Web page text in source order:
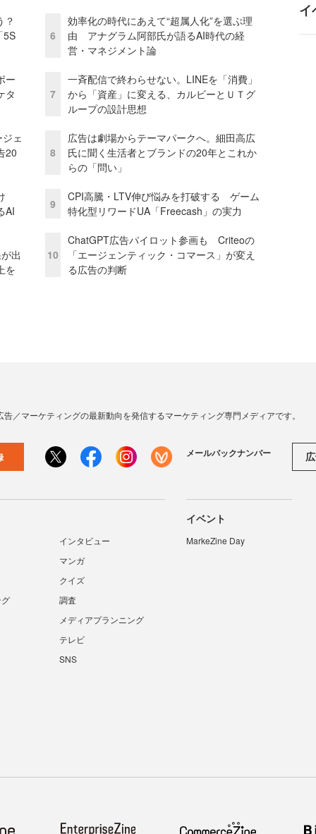
？
5S
ー
タ
ェ
20
AI
出
を
6
効率化の時代にあえて“超属人化”を選ぶ理
由 アナグラム阿部氏が語るAI時代の経
営・マネジメント論
7
一斉配信で終わらせない。LINEを「消費」
から「資産」に変える、カルビーとＵＴグ
ループの設計思想
8
広告は劇場からテーマパークへ。細田高広
氏に聞く生活者とブランドの20年とこれか
らの「問い」
9
CPI高騰・LTV伸び悩みを打破する ゲーム
特化型リワードUA「Freecash」の実力
10
ChatGPT広告パイロット参画も Criteoの
「エージェンティック・コマース」が変え
る広告の判断
イ
／マーケティングの最新動向を発信するマーケティング専門メディアです。
メールバックナンバー
インタビュー
マンガ
クイズ
調査
メディアプランニング
テレビ
SNS
イベント
MarkeZine Day